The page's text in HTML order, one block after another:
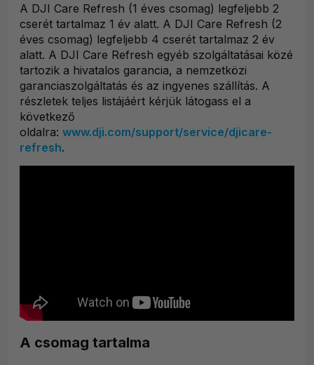
A DJI Care Refresh (1 éves csomag) legfeljebb 2
cserét tartalmaz 1 év alatt. A DJI Care Refresh (2
éves csomag) legfeljebb 4 cserét tartalmaz 2 év
alatt. A DJI Care Refresh egyéb szolgáltatásai közé
tartozik a hivatalos garancia, a nemzetközi
garanciaszolgáltatás és az ingyenes szállítás. A
részletek teljes listájáért kérjük látogass el a
következő
oldalra: www.dji.com/support/service/djicare-
refresh.
A csomag tartalma